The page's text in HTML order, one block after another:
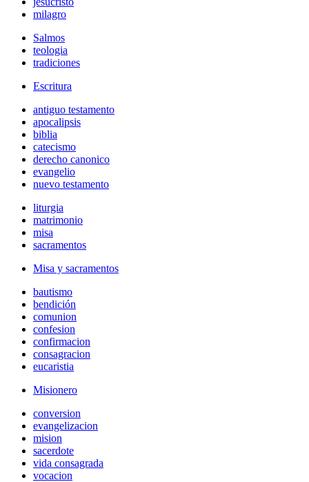
milagro
Salmos
teologia
tradiciones
Escritura
antiguo testamento
apocalipsis
biblia
catecismo
derecho canonico
evangelio
nuevo testamento
liturgia
matrimonio
misa
sacramentos
Misa y sacramentos
bautismo
bendición
comunion
confesion
confirmacion
consagracion
eucaristia
Misionero
conversion
evangelizacion
mision
sacerdote
vida consagrada
vocacion